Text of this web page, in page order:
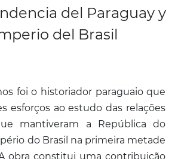
del Paraguay y
del Brasil
foi o historiador paraguaio que
esforços ao estudo das relações
mantiveram a República do
do Brasil na primeira metade
obra constitui uma contribuição